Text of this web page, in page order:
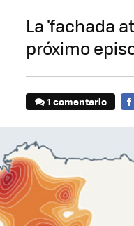
La 'fachada
próximo
1 comentario